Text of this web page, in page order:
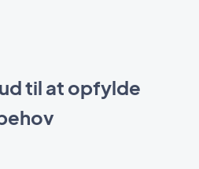
til at opfylde